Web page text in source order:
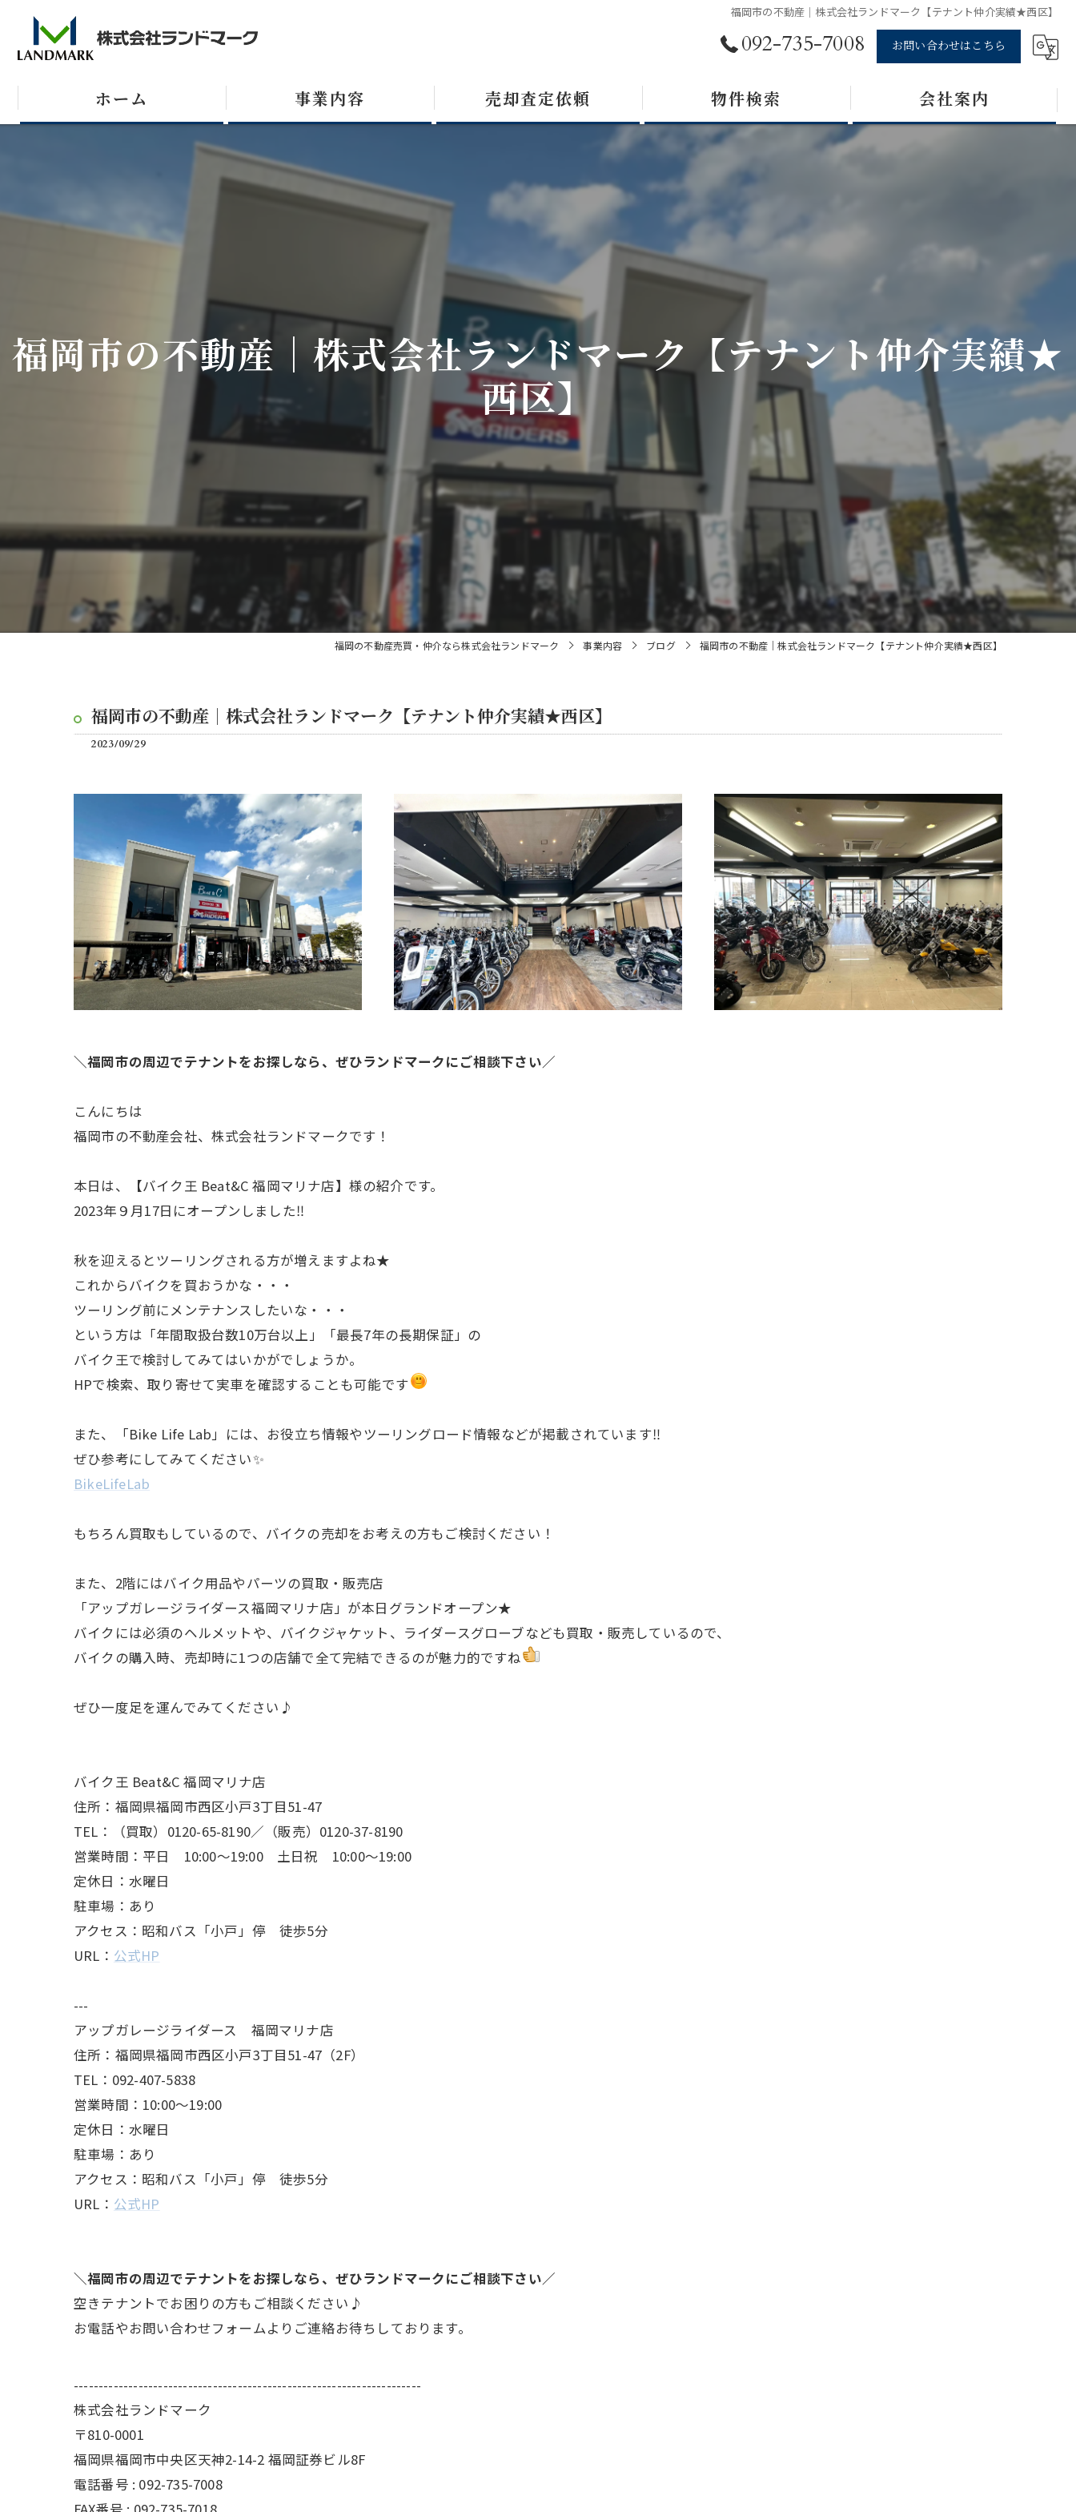
福岡市の不動産｜株式会社ランドマーク【テナント仲介実績★西区】
092-735-7008 お問い合わせはこちら
ホーム 事業内容
売買
テナント
売却査定依頼 物件検索 会社案内
福岡市の不動産｜株式会社ランドマーク【テナント仲介実績★
西区】
福岡の不動産売買・仲介なら株式会社ランドマーク 事業内容 ブログ 福岡市の不動産｜株式会社ランドマーク【テナント仲介実績★西区】
福岡市の不動産｜株式会社ランドマーク【テナント仲介実績★西区】
2023/09/29
＼福岡市の周辺でテナントをお探しなら、ぜひランドマークにご相談下さい／
こんにちは
福岡市の不動産会社、株式会社ランドマークです！
本日は、【バイク王 Beat&C 福岡マリナ店】様の紹介です。
2023年９月17日にオープンしました‼
秋を迎えるとツーリングされる方が増えますよね★
これからバイクを買おうかな・・・
ツーリング前にメンテナンスしたいな・・・
という方は「年間取扱台数10万台以上」「最長7年の長期保証」の
バイク王で検討してみてはいかがでしょうか。
HPで検索、取り寄せて実車を確認することも可能です
また、「Bike Life Lab」には、お役立ち情報やツーリングロード情報などが掲載されています‼
ぜひ参考にしてみてください✨
BikeLifeLab
もちろん買取もしているので、バイクの売却をお考えの方もご検討ください！
また、2階にはバイク用品やパーツの買取・販売店
「アップガレージライダース福岡マリナ店」が本日グランドオープン★
バイクには必須のヘルメットや、バイクジャケット、ライダースグローブなども買取・販売しているので、
バイクの購入時、売却時に1つの店舗で全て完結できるのが魅力的ですね
ぜひ一度足を運んでみてください♪
バイク王 Beat&C 福岡マリナ店
住所：福岡県福岡市西区小戸3丁目51-47
TEL：（買取）0120-65-8190／（販売）0120-37-8190
営業時間：平日 10:00～19:00 土日祝 10:00～19:00
定休日：水曜日
駐車場：あり
アクセス：昭和バス「小戸」停 徒歩5分
URL： 公式HP
---
アップガレージライダース 福岡マリナ店
住所：福岡県福岡市西区小戸3丁目51-47（2F）
TEL：092-407-5838
営業時間：10:00～19:00
定休日：水曜日
駐車場：あり
アクセス：昭和バス「小戸」停 徒歩5分
URL： 公式HP
＼福岡市の周辺でテナントをお探しなら、ぜひランドマークにご相談下さい／
空きテナントでお困りの方もご相談ください♪
お電話やお問い合わせフォームよりご連絡お待ちしております。
----------------------------------------------------------------------
株式会社ランドマーク
〒810-0001
福岡県福岡市中央区天神2-14-2 福岡証券ビル8F
電話番号 : 092-735-7008